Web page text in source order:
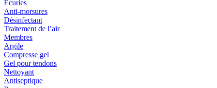
Ecuries
Anti-morsures
Désinfectant
Traitement de l’air
Membres
Argile
Compresse gel
Gel pour tendons
Nettoyant
Antiseptique